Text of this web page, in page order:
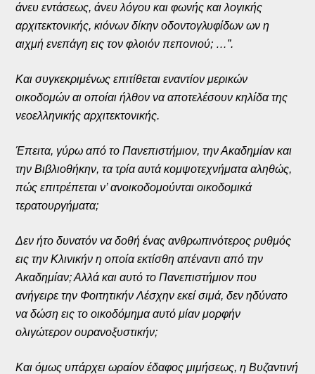
άνευ εντάσεως, άνευ λόγου και φωνής και λογικής
αρχιτεκτονικής, κιόνων δίκην οδοντογλυφίδων ων η
αιχμή ενεπάγη εις τον φλοιόν πεπονιού; …”.
Και συγκεκριμένως επιτίθεται εναντίον μερικών
οικοδομών αι οποίαι ήλθον να αποτελέσουν κηλίδα της
νεοελληνικής αρχιτεκτονικής.
Έπειτα, γύρω από το Πανεπιστήμιον, την Ακαδημίαν και
την Βιβλιοθήκην, τα τρία αυτά κομψοτεχνήματα αληθώς,
πώς επιτρέπεται ν’ ανοικοδομούνται οικοδομικά
τερατουργήματα;
Δεν ήτο δυνατόν να δοθή ένας ανθρωπινότερος ρυθμός
εις την Κλινικήν η οποία εκτίσθη απέναντι από την
Ακαδημίαν; Αλλά και αυτό το Πανεπιστήμιον που
ανήγειρε την Φοιτητικήν Λέσχην εκεί σιμά, δεν ηδύνατο
να δώση εις το οικοδόμημα αυτό μίαν μορφήν
ολιγώτερον ουρανοξυστικήν;
Και όμως υπάρχει ωραίον έδαφος μιμήσεως, η Βυζαντινή